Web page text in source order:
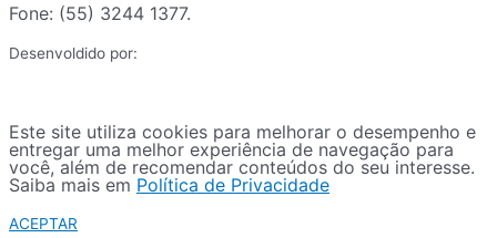
Fone: (55) 3244 1377.
Desenvoldido por:
Este site utiliza cookies para melhorar o desempenho e
entregar uma melhor experiência de navegação para
você, além de recomendar conteúdos do seu interesse.
Saiba mais em Política de Privacidade
ACEPTAR